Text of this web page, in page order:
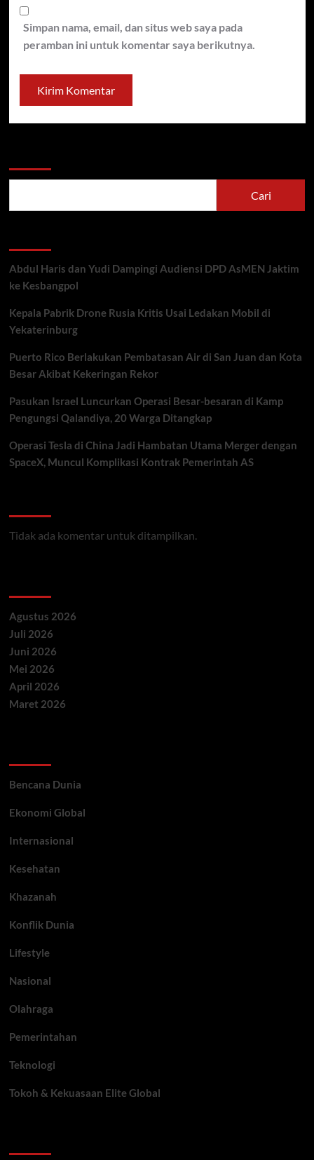
Simpan nama, email, dan situs web saya pada
peramban ini untuk komentar saya berikutnya.
Cari
Abdul Haris dan Yudi Dampingi Audiensi DPD AsMEN Jaktim
ke Kesbangpol
Kepala Pabrik Drone Rusia Kritis Usai Ledakan Mobil di
Yekaterinburg
Puerto Rico Berlakukan Pembatasan Air di San Juan dan Kota
Besar Akibat Kekeringan Rekor
Pasukan Israel Luncurkan Operasi Besar-besaran di Kamp
Pengungsi Qalandiya, 20 Warga Ditangkap
Operasi Tesla di China Jadi Hambatan Utama Merger dengan
SpaceX, Muncul Komplikasi Kontrak Pemerintah AS
Tidak ada komentar untuk ditampilkan.
Agustus 2026
Juli 2026
Juni 2026
Mei 2026
April 2026
Maret 2026
Bencana Dunia
Ekonomi Global
Internasional
Kesehatan
Khazanah
Konflik Dunia
Lifestyle
Nasional
Olahraga
Pemerintahan
Teknologi
Tokoh & Kekuasaan Elite Global